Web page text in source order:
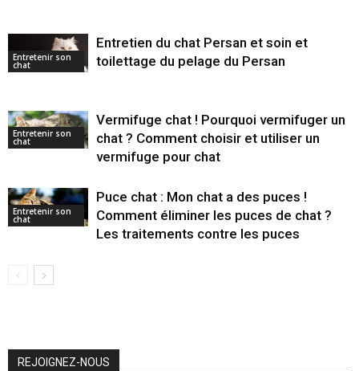
Entretenir son
chat
Entretien du chat Persan et soin et
toilettage du pelage du Persan
Entretenir son
chat
Vermifuge chat ! Pourquoi vermifuger un
chat ? Comment choisir et utiliser un
vermifuge pour chat
Entretenir son
chat
Puce chat : Mon chat a des puces !
Comment éliminer les puces de chat ?
Les traitements contre les puces
REJOIGNEZ-NOUS